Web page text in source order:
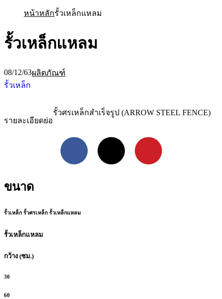
หน้าหลักรั้วเหล็กแหลม
รั้วเหล็กแหลม
08/12/63ผลิตภัณฑ์
รั้วเหล็ก
รายละเอียดย่อ
รั้วศรเหล็กสำเร็จรูป (ARROW STEEL FENCE)
ขนาด
รั้วเหล็ก รั้วศรเหล็ก รั้วเหล็กแหลม
รั้วเหล็กแหลม
กว้าง (ซม.)
30
60